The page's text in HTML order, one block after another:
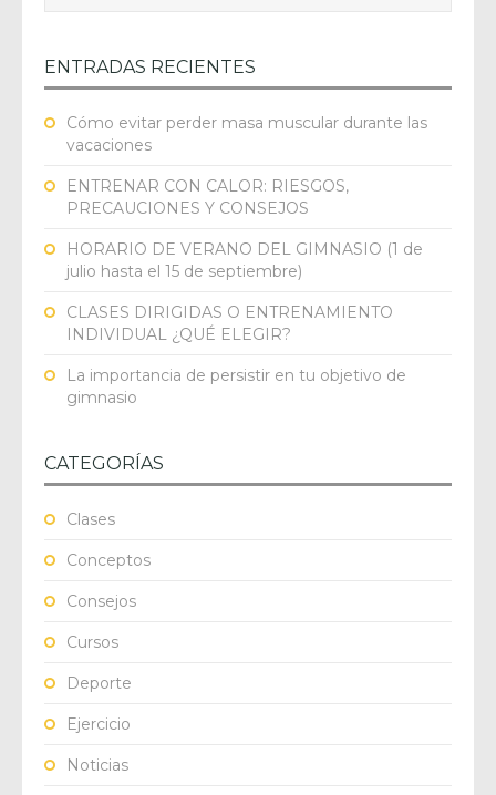
ENTRADAS RECIENTES
Cómo evitar perder masa muscular durante las
vacaciones
ENTRENAR CON CALOR: RIESGOS,
PRECAUCIONES Y CONSEJOS
HORARIO DE VERANO DEL GIMNASIO (1 de
julio hasta el 15 de septiembre)
CLASES DIRIGIDAS O ENTRENAMIENTO
INDIVIDUAL ¿QUÉ ELEGIR?
La importancia de persistir en tu objetivo de
gimnasio
CATEGORÍAS
Clases
Conceptos
Consejos
Cursos
Deporte
Ejercicio
Noticias